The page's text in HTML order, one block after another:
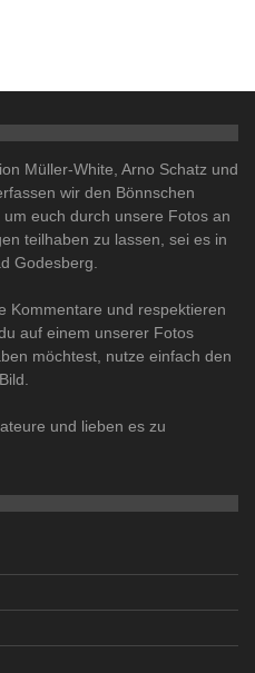
Müller-White, Arno Schatz und
wir den Bönnschen
euch durch unsere Fotos an
teilhaben zu lassen, sei es in
Godesberg.
Kommentare und respektieren
auf einem unserer Fotos
möchtest, nutze einfach den
und lieben es zu